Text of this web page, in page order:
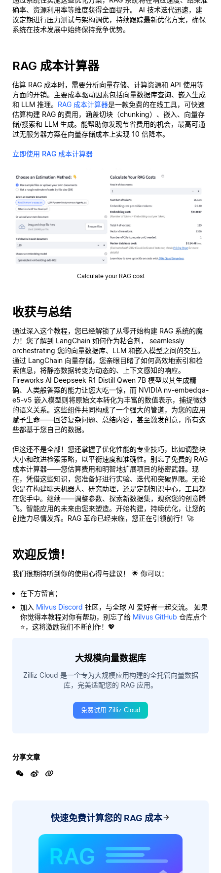
确率、资源利用率等维度获得全面提升。 AI 技术迭代迅速，建
议定期进行压力测试与架构调优，持续跟踪最新优化方案，确保
系统在技术发展中始终保持竞争优势。
RAG 成本计算器
估算 RAG 成本时，需要分析向量存储、计算资源和 API 使用等
方面的开销。主要成本驱动因素包括向量数据库查询、嵌入生成
和 LLM 推理。 RAG 成本计算器是一款免费的在线工具，可快速
估算构建 RAG 的费用，涵盖切块（chunking）、嵌入、向量存
储/搜索和 LLM 生成。能帮助你发现节省费用的机会，最高可通
过无服务器方案在向量存储成本上实现 10 倍降本。
立即使用 RAG 成本计算器
Calculate your RAG cost
收获与总结
通过深入这个教程，您已经解锁了从零开始构建 RAG 系统的魔
力！您了解到 LangChain 如何作为粘合剂， seamlessly
orchestrating 您的向量数据库、LLM 和嵌入模型之间的交互。
通过 LangChain 向量存储，您亲眼目睹了如何高效地索引和检
索信息，将静态数据转变为动态的、上下文感知的响应。
Fireworks AI Deepseek R1 Distill Qwen 7B 模型以其生成精
确、人类般答案的能力让您大吃一惊，而 NVIDIA nv-embedqa-
e5-v5 嵌入模型则将原始文本转化为丰富的数值表示，捕捉微妙
的语义关系。这些组件共同构成了一个强大的管道，为您的应用
赋予生命——回答复杂问题、总结内容，甚至激发创意，所有这
些都基于您自己的数据。
但这还不是全部！您还掌握了优化性能的专业技巧，比如调整块
大小和改进检索策略，以平衡速度和准确性。别忘了免费的 RAG
成本计算器——您估算费用和明智地扩展项目的秘密武器。现
在，凭借这些知识，您准备好进行实验、迭代和突破界限。无论
您是在构建聊天机器人、研究助理，还是定制知识中心，工具都
在您手中。继续——调整参数、探索新数据集，观察您的创意腾
飞。智能应用的未来由您来塑造。开始构建，持续优化，让您的
创造力尽情发挥。RAG 革命已经来临，您正在引领前行！🚀
欢迎反馈！
我们很期待听到你的使用心得与建议！ 🌟 你可以：
在下方留言；
加入 Milvus Discord 社区，与全球 AI 爱好者一起交流。 如果
你觉得本教程对你有帮助，别忘了给 Milvus GitHub 仓库点个
⭐，这将激励我们不断创作！💖
大规模向量数据库
Zilliz Cloud 是一个专为大规模应用构建的全托管向量数据
库，完美适配您的 RAG 应用。
免费试用 Zilliz Cloud
分享文章
快速免费计算您的 RAG 成本